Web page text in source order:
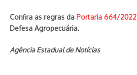
Confira as regras da Portaria 664/2022
Defesa Agropecuária.
Agência Estadual de Notícias